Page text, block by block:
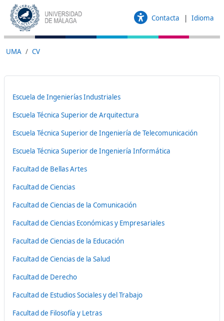
Saltar al contenido principal
Contacta
Idioma
UMA CV
Escuela de Ingenierías Industriales
Escuela Técnica Superior de Arquitectura
Escuela Técnica Superior de Ingeniería de Telecomunicación
Escuela Técnica Superior de Ingeniería Informática
Facultad de Bellas Artes
Facultad de Ciencias
Facultad de Ciencias de la Comunicación
Facultad de Ciencias Económicas y Empresariales
Facultad de Ciencias de la Educación
Facultad de Ciencias de la Salud
Facultad de Derecho
Facultad de Estudios Sociales y del Trabajo
Facultad de Filosofía y Letras